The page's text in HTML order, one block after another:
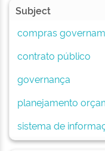
Subject
compras
contrato público
governança
planejamento
sistema de